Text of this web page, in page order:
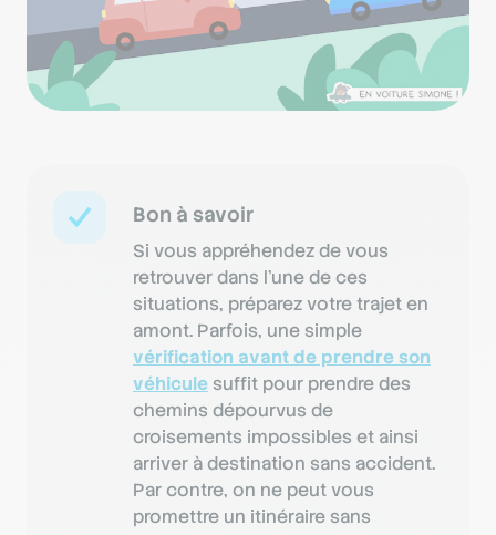
Bon à savoir
Si vous appréhendez de vous
retrouver dans l’une de ces
situations, préparez votre trajet en
amont. Parfois, une simple
vérification avant de prendre son
véhicule suffit pour prendre des
chemins dépourvus de
croisements impossibles et ainsi
arriver à destination sans accident.
Par contre, on ne peut vous
promettre un itinéraire sans